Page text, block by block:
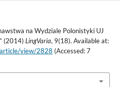
na Wydziale Polonistyki UJ
(2014) LingVaria, 9(18). Available at:
view/2828 (Accessed: 7